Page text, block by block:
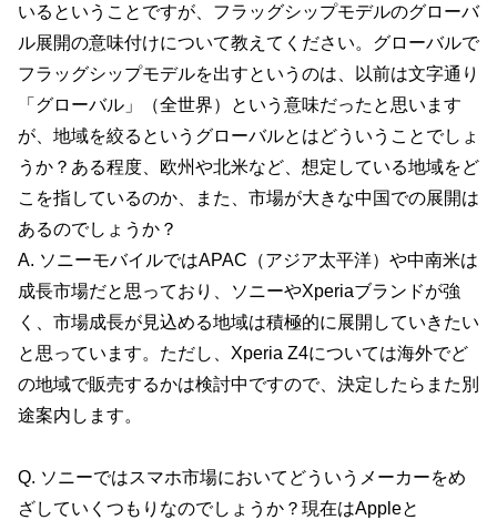
いるということですが、フラッグシップモデルのグローバ
ル展開の意味付けについて教えてください。グローバルで
フラッグシップモデルを出すというのは、以前は文字通り
「グローバル」（全世界）という意味だったと思います
が、地域を絞るというグローバルとはどういうことでしょ
うか？ある程度、欧州や北米など、想定している地域をど
こを指しているのか、また、市場が大きな中国での展開は
あるのでしょうか？
A. ソニーモバイルではAPAC（アジア太平洋）や中南米は
成長市場だと思っており、ソニーやXperiaブランドが強
く、市場成長が見込める地域は積極的に展開していきたい
と思っています。ただし、Xperia Z4については海外でど
の地域で販売するかは検討中ですので、決定したらまた別
途案内します。
Q. ソニーではスマホ市場においてどういうメーカーをめ
ざしていくつもりなのでしょうか？現在はAppleと